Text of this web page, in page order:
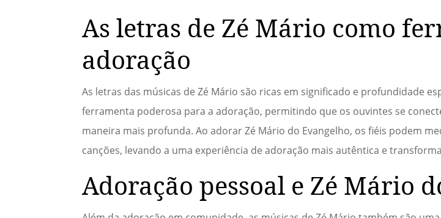
As letras de Zé Mário como
adoração
As letras das músicas de Zé Mário são ricas em significado e profundidade
ferramenta poderosa para a adoração, permitindo que os ouvintes se
maneira mais profunda. Ao adorar Zé Mário do Evangelho, os fiéis podem
canções, levando a uma experiência de adoração mais autêntica e
Adoração pessoal e Zé Mário